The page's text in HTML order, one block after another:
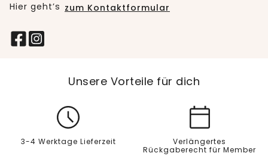
Hier geht’s zum Kontaktformular
Unsere Vorteile für dich
3-4 Werktage Lieferzeit
Verlängertes
Rückgaberecht für Member